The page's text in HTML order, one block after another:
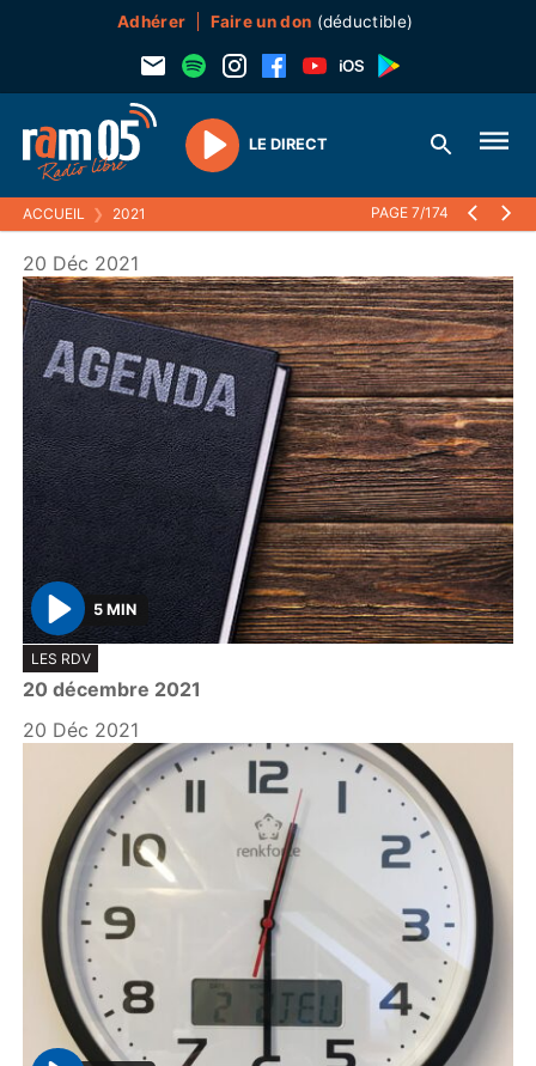
Adhérer Faire un don (déductible)
Play
LE DIRECT
ACCUEIL ❯ 2021 PAGE 7/174
20 Déc 2021
P
l
a
y
5 MIN
LES RDV
20 décembre 2021
20 Déc 2021